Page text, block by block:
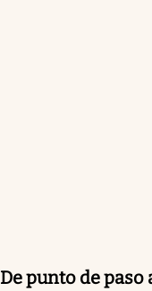
De punto de paso